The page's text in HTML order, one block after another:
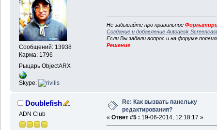
Сообщений: 13938
Карма: 1796
Рыцарь ObjectARX
Skype:
Не забывайте про правильное
Создание и добавление Autodesk
Если Вы задали вопрос и на форуме
Решение
Doublefish
ADN Club
Re: Как вызвать панельку
редактирования?
« Ответ #5 : 19-06-2014, 12:18:17 »